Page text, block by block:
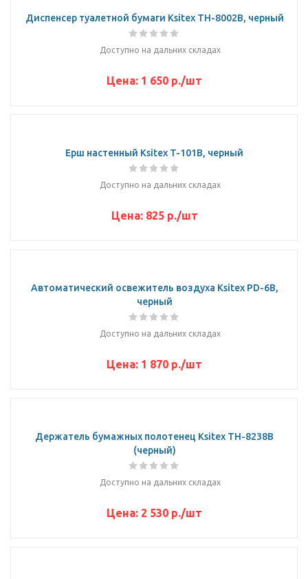
Диспенсер туалетной бумаги Ksitex TH-8002B, черный
Доступно на дальних складах
Цена: 1 650 р./шт
Ерш настенный Ksitex T-101B, черный
Доступно на дальних складах
Цена: 825р./шт
Автоматический освежитель воздуха Ksitex PD-6B,
черный
Доступно на дальних складах
Цена: 1 870 р./шт
Держатель бумажных полотенец Ksitex TH-8238B
(черный)
Доступно на дальних складах
Цена: 2 530 р./шт